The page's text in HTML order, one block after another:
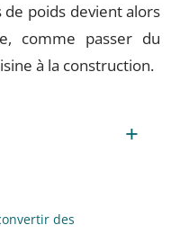
poids devient alors
comme passer du
à la construction.
des